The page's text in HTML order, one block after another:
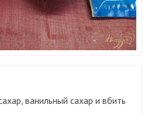
ванильный сахар и вбить